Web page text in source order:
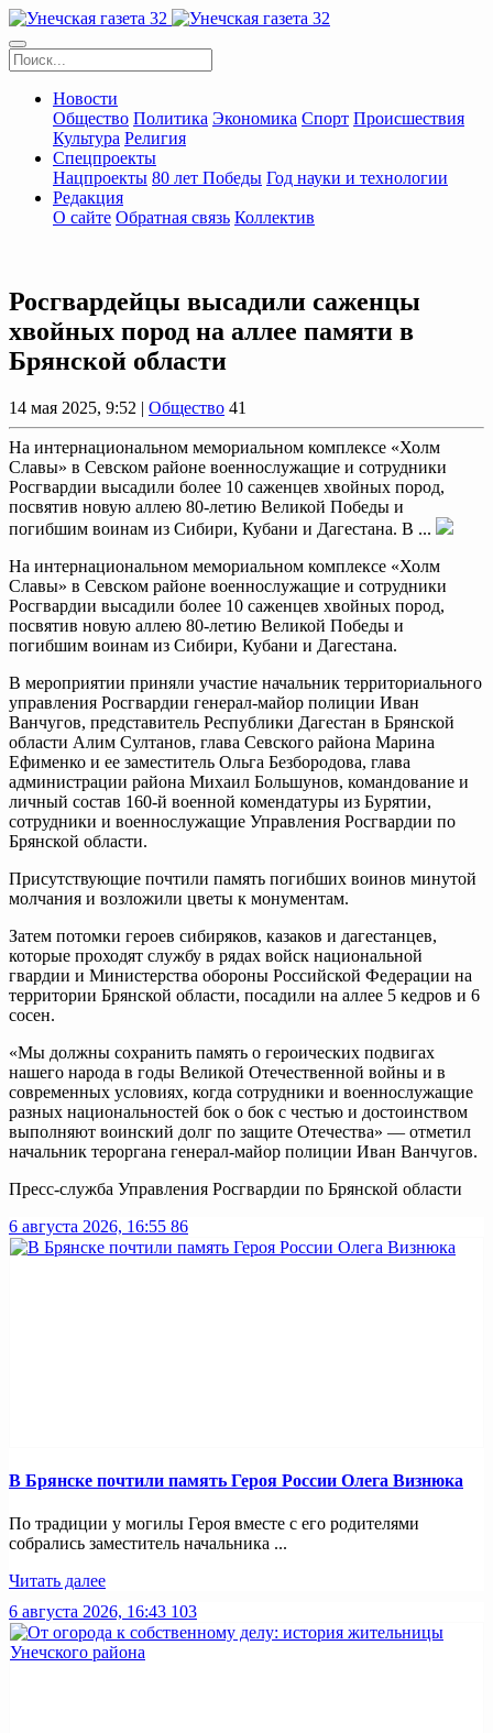
Новости
Общество Политика Экономика Спорт Происшествия
Культура Религия
Спецпроекты
Нацпроекты 80 лет Победы Год науки и технологии
Редакция
О сайте Обратная связь Коллектив
Росгвардейцы высадили саженцы
хвойных пород на аллее памяти в
Брянской области
14 мая 2025, 9:52 | Общество 41
На интернациональном мемориальном комплексе «Холм
Славы» в Севском районе военнослужащие и сотрудники
Росгвардии высадили более 10 саженцев хвойных пород,
посвятив новую аллею 80-летию Великой Победы и
погибшим воинам из Сибири, Кубани и Дагестана. В ...
На интернациональном мемориальном комплексе «Холм
Славы» в Севском районе военнослужащие и сотрудники
Росгвардии высадили более 10 саженцев хвойных пород,
посвятив новую аллею 80-летию Великой Победы и
погибшим воинам из Сибири, Кубани и Дагестана.
В мероприятии приняли участие начальник территориального
управления Росгвардии генерал-майор полиции Иван
Ванчугов, представитель Республики Дагестан в Брянской
области Алим Султанов, глава Севского района Марина
Ефименко и ее заместитель Ольга Безбородова, глава
администрации района Михаил Большунов, командование и
личный состав 160-й военной комендатуры из Бурятии,
сотрудники и военнослужащие Управления Росгвардии по
Брянской области.
Присутствующие почтили память погибших воинов минутой
молчания и возложили цветы к монументам.
Затем потомки героев сибиряков, казаков и дагестанцев,
которые проходят службу в рядах войск национальной
гвардии и Министерства обороны Российской Федерации на
территории Брянской области, посадили на аллее 5 кедров и 6
сосен.
«Мы должны сохранить память о героических подвигах
нашего народа в годы Великой Отечественной войны и в
современных условиях, когда сотрудники и военнослужащие
разных национальностей бок о бок с честью и достоинством
выполняют воинский долг по защите Отечества» — отметил
начальник тероргана генерал-майор полиции Иван Ванчугов.
Пресс-служба Управления Росгвардии по Брянской области
6 августа 2026, 16:55 86
В Брянске почтили память Героя России Олега Визнюка
По традиции у могилы Героя вместе с его родителями
собрались заместитель начальника ...
Читать далее
6 августа 2026, 16:43 103